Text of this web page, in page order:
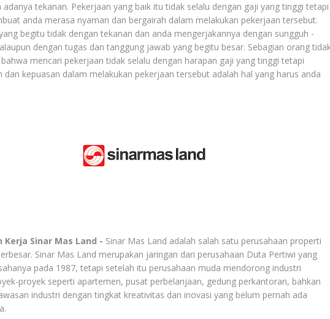
adanya tekanan. Pekerjaan yang baik itu tidak selalu dengan gaji yang tinggi tetapi
anda merasa nyaman dan bergairah dalam melakukan pekerjaan tersebut.
begitu tidak dengan tekanan dan anda mengerjakannya dengan sungguh -
dengan tugas dan tanggung jawab yang begitu besar. Sebagian orang
mencari pekerjaan tidak selalu dengan harapan gaji yang tinggi tetapi
dan kepuasan dalam melakukan pekerjaan tersebut adalah hal yang harus anda
Kerja Sinar Mas Land - Sinar Mas Land adalah salah satu perusahaan properti
Sinar Mas Land merupakan jaringan dari perusahaan Duta Pertiwi yang
pada 1987, tetapi setelah itu perusahaan muda mendorong industri
proyek seperti apartemen, pusat perbelanjaan, gedung perkantoran, bahkan
industri dengan tingkat kreativitas dan inovasi yang belum pernah ada